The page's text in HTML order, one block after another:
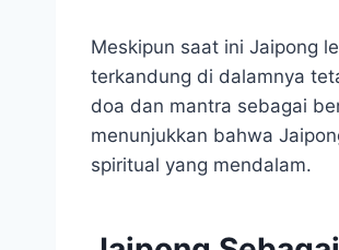
Meskipun saat ini Jaipong
terkandung di dalamnya
doa dan mantra sebagai
menunjukkan bahwa
spiritual yang mendalam.